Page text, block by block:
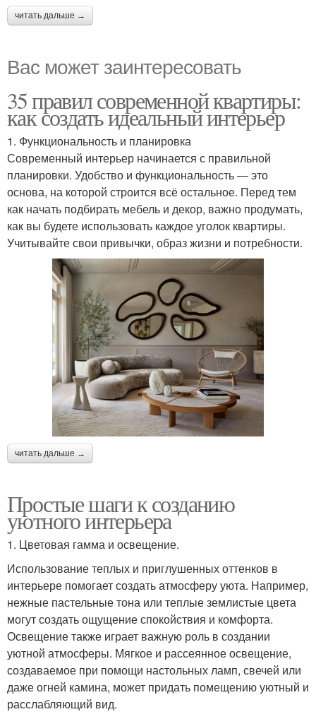
читать дальше →
Вас может заинтересовать
35 правил современной квартиры:
как создать идеальный интерьер
1. Функциональность и планировка
Современный интерьер начинается с правильной
планировки. Удобство и функциональность — это
основа, на которой строится всё остальное. Перед тем
как начать подбирать мебель и декор, важно продумать,
как вы будете использовать каждое уголок квартиры.
Учитывайте свои привычки, образ жизни и потребности.
читать дальше →
Простые шаги к созданию
уютного интерьера
1. Цветовая гамма и освещение.
Использование теплых и приглушенных оттенков в
интерьере помогает создать атмосферу уюта. Например,
нежные пастельные тона или теплые землистые цвета
могут создать ощущение спокойствия и комфорта.
Освещение также играет важную роль в создании
уютной атмосферы. Мягкое и рассеянное освещение,
создаваемое при помощи настольных ламп, свечей или
даже огней камина, может придать помещению уютный и
расслабляющий вид.